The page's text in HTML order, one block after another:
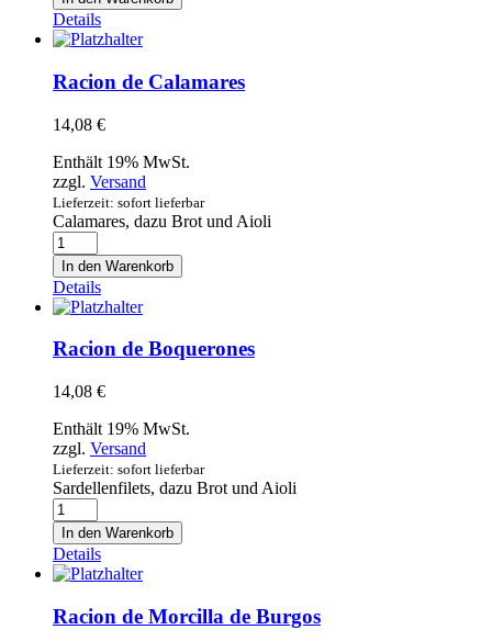
Menge
Details
Racion de Calamares
14,08 €
Enthält 19% MwSt.
zzgl. Versand
Lieferzeit: sofort lieferbar
Calamares, dazu Brot und Aioli
Racion
de
Calamares
Menge
In den Warenkorb
Details
Racion de Boquerones
14,08 €
Enthält 19% MwSt.
zzgl. Versand
Lieferzeit: sofort lieferbar
Sardellenfilets, dazu Brot und Aioli
Racion
de
Boquerones
Menge
In den Warenkorb
Details
Racion de Morcilla de Burgos